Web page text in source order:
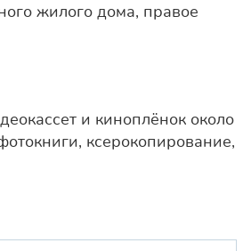
жилого дома, правое
и киноплёнок около
ксерокопирование,